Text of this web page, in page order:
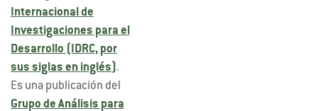
Internacional de
Investigaciones para el
Desarrollo (IDRC, por
sus siglas en inglés) .
Es una publicación del
Grupo de Análisis para